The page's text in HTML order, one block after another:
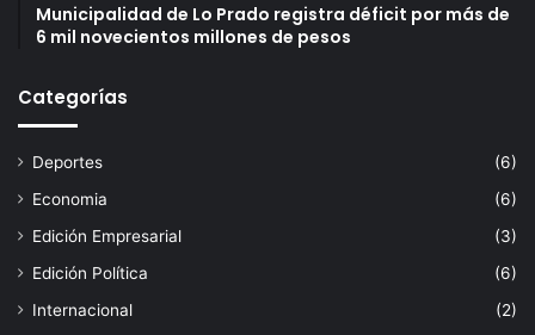
Municipalidad de Lo Prado registra déficit por más de
6 mil novecientos millones de pesos
Categorías
Deportes
(6)
Economia
(6)
Edición Empresarial
(3)
Edición Política
(6)
Internacional
(2)